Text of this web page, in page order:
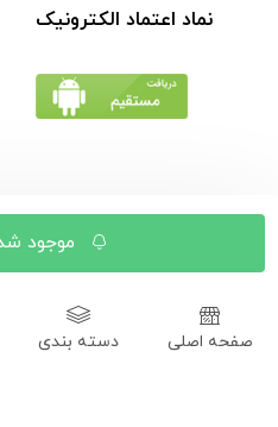
صفحه اصلی دسته بندی
نماد اعتماد الکترونیک
© کلیه حقوق مادی و معنوی
موسوی محفوظ است |